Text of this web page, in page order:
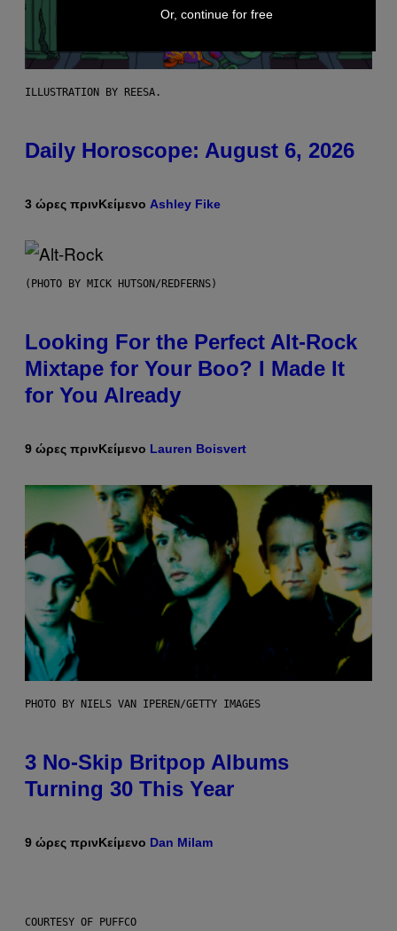
ILLUSTRATION BY REESA.
Daily Horoscope: August 6, 2026
3 ώρες πρινΚείμενο Ashley Fike
(PHOTO BY MICK HUTSON/REDFERNS)
Looking For the Perfect Alt-Rock
Mixtape for Your Boo? I Made It
for You Already
9 ώρες πρινΚείμενο Lauren Boisvert
PHOTO BY NIELS VAN IPEREN/GETTY IMAGES
3 No-Skip Britpop Albums
Turning 30 This Year
9 ώρες πρινΚείμενο Dan Milam
COURTESY OF PUFFCO
Or, continue for free